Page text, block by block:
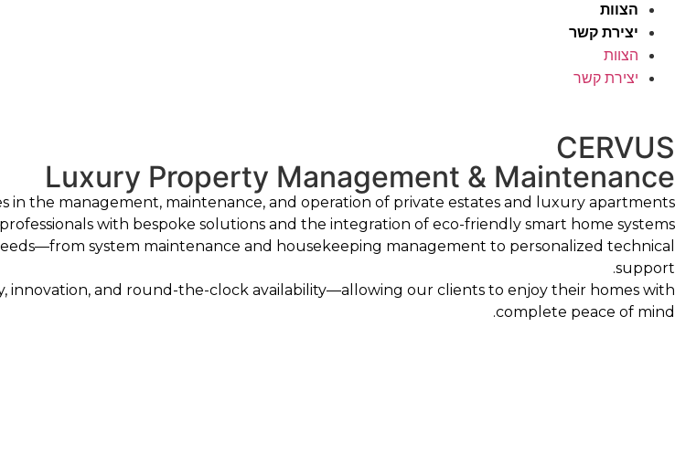
הצוות
יצירת קשר
הצוות
יצירת קשר
CERVUS
Luxury Property Management & Maintenance
in the management, maintenance, and operation of private estates and luxury apartments.
with bespoke solutions and the integration of eco-friendly smart home systems.
system maintenance and housekeeping management to personalized technical
support.
innovation, and round-the-clock availability—allowing our clients to enjoy their homes with
complete peace of mind.